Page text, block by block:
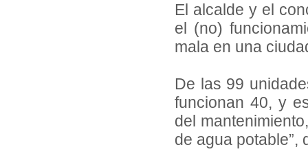
El alcalde y el
el (no)
mala en una
De las 99
funcionan 40, y
del
de agua potable”,